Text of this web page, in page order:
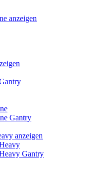
anzeigen
Gantry
anzeigen
Gantry